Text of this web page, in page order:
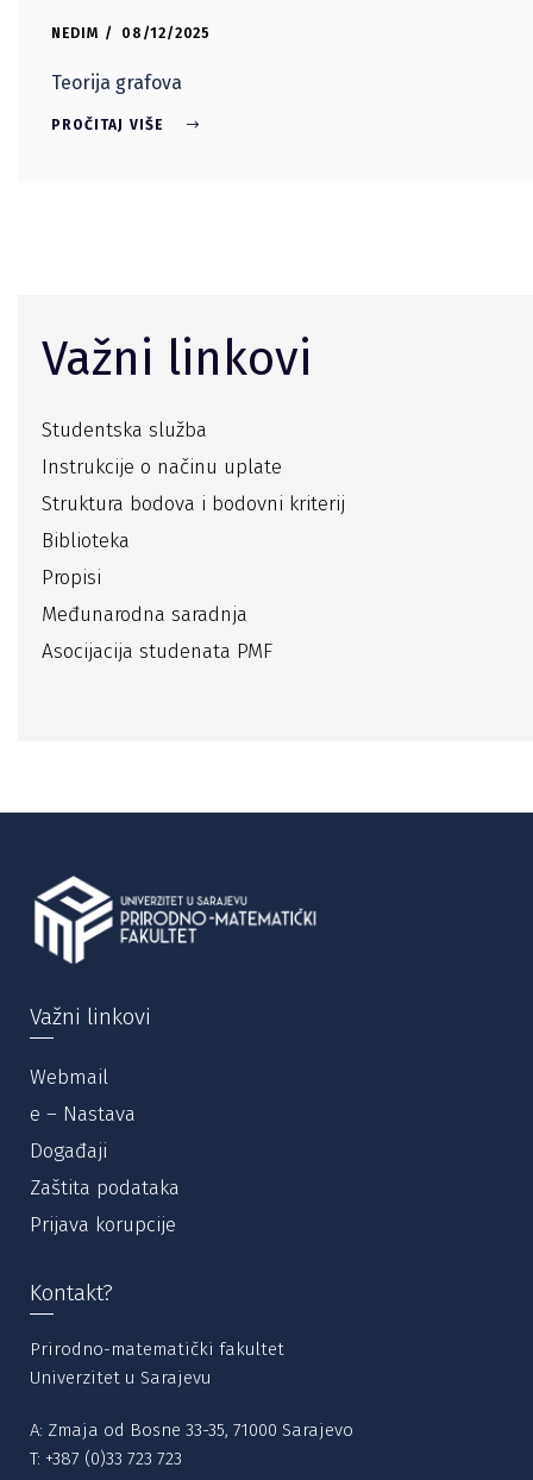
NEDIM 08/12/2025
Teorija grafova
PROČITAJ VIŠE
Važni linkovi
Studentska služba
Instrukcije o načinu uplate
Struktura bodova i bodovni kriterij
Biblioteka
Propisi
Međunarodna saradnja
Asocijacija studenata PMF
Važni linkovi
Webmail
e – Nastava
Događaji
Zaštita podataka
Prijava korupcije
Kontakt?
Prirodno-matematički fakultet
Univerzitet u Sarajevu
A: Zmaja od Bosne 33-35, 71000 Sarajevo
T: +387 (0)33 723 723